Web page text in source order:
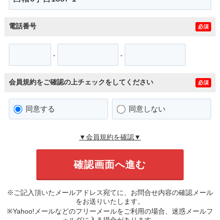
電話番号 必須
- -
会員規約をご確認の上チェックをしてください 必須
同意する 同意しない
▼会員規約を確認▼
※ご記入頂いたメールアドレス宛てに、お問合せ内容の確認メール
をお送りいたします。
※Yahoo!メールなどのフリーメールをご利用の場合、迷惑メールフ